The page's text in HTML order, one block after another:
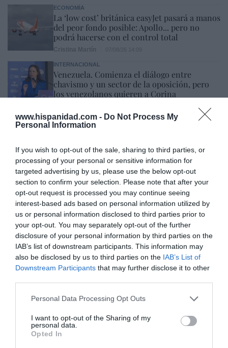
www.hispanidad.com - Do Not Process My
Personal Information
If you wish to opt-out of the sale, sharing to third parties, or
processing of your personal or sensitive information for
targeted advertising by us, please use the below opt-out
section to confirm your selection. Please note that after your
opt-out request is processed you may continue seeing
interest-based ads based on personal information utilized by
us or personal information disclosed to third parties prior to
your opt-out. You may separately opt-out of the further
disclosure of your personal information by third parties on the
IAB’s list of downstream participants. This information may
also be disclosed by us to third parties on the IAB’s List of
Downstream Participants that may further disclose it to other
Personal Data Processing Opt Outs
I want to opt-out of the Sharing of my
personal data.
Opted In
ECONOMÍA
La ‘low cost’ británica easyJet pasará a manos
del peor fondo posible: Apollo... pero no
podrá hacerse con el control total
INTERNACIONAL
Venezuela. Comienza el diálogo entre
chavismo y un sector de la oposición, pero
los venezolanos quieren a Corina
ECONOMÍA
usuarios de tren de alta velocidad caen un
15,5% hasta junio
Cristina Martín 07/08/26 12:37
SOCIEDAD
Ataque cristianófobo en la muy ‘woke’ ciudad
de Nueva York: destrozan una imagen de la
Virgen María
Redacción 07/08/26 11:46
Marcelo Gullo: “El trabajo de desmitificar la
historia, de poner la verdadera, de
desmontar la falsificación, es un trabajo
cristiano"
por Hispanidad
Artículos anteriores